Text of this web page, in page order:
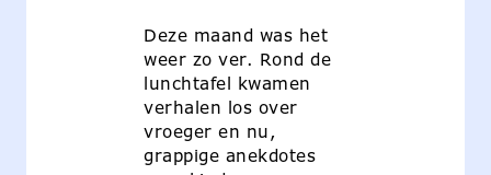
Deze maand was het
weer zo ver. Rond de
lunchtafel kwamen
verhalen los over
vroeger en nu,
grappige anekdotes